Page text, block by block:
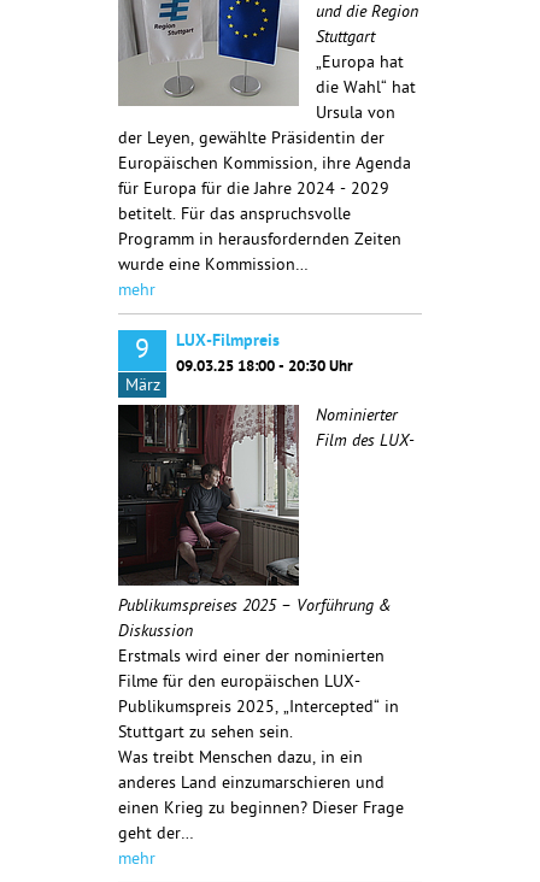
und die Region
Stuttgart
„Europa hat
die Wahl“ hat
Ursula von
der Leyen, gewählte Präsidentin der
Europäischen Kommission, ihre Agenda
für Europa für die Jahre 2024 - 2029
betitelt. Für das anspruchsvolle
Programm in herausfordernden Zeiten
wurde eine Kommission…
mehr
9
März
LUX-Filmpreis
09.03.25 18:00 - 20:30 Uhr
Nominierter
Film des LUX-
Publikumspreises 2025 – Vorführung &
Diskussion
Erstmals wird einer der nominierten
Filme für den europäischen LUX-
Publikumspreis 2025, „Intercepted“ in
Stuttgart zu sehen sein.
Was treibt Menschen dazu, in ein
anderes Land einzumarschieren und
einen Krieg zu beginnen? Dieser Frage
geht der…
mehr